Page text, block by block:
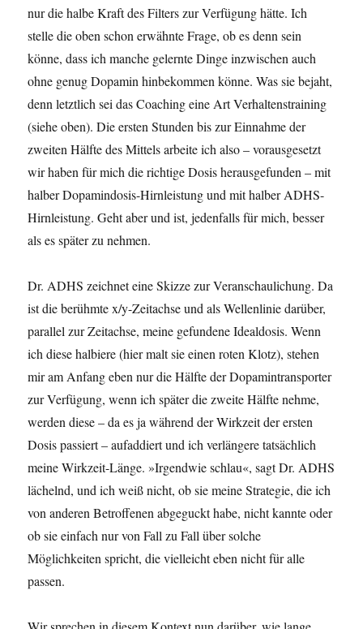
nur die halbe Kraft des Filters zur Verfügung hätte. Ich
stelle die oben schon erwähnte Frage, ob es denn sein
könne, dass ich manche gelernte Dinge inzwischen auch
ohne genug Dopamin hinbekommen könne. Was sie bejaht,
denn letztlich sei das Coaching eine Art Verhaltenstraining
(siehe oben). Die ersten Stunden bis zur Einnahme der
zweiten Hälfte des Mittels arbeite ich also – vorausgesetzt
wir haben für mich die richtige Dosis herausgefunden – mit
halber Dopamindosis-Hirnleistung und mit halber ADHS-
Hirnleistung. Geht aber und ist, jedenfalls für mich, besser
als es später zu nehmen.
Dr. ADHS zeichnet eine Skizze zur Veranschaulichung. Da
ist die berühmte x/y-Zeitachse und als Wellenlinie darüber,
parallel zur Zeitachse, meine gefundene Idealdosis. Wenn
ich diese halbiere (hier malt sie einen roten Klotz), stehen
mir am Anfang eben nur die Hälfte der Dopamintransporter
zur Verfügung, wenn ich später die zweite Hälfte nehme,
werden diese – da es ja während der Wirkzeit der ersten
Dosis passiert – aufaddiert und ich verlängere tatsächlich
meine Wirkzeit-Länge. »Irgendwie schlau«, sagt Dr. ADHS
lächelnd, und ich weiß nicht, ob sie meine Strategie, die ich
von anderen Betroffenen abgeguckt habe, nicht kannte oder
ob sie einfach nur von Fall zu Fall über solche
Möglichkeiten spricht, die vielleicht eben nicht für alle
passen.